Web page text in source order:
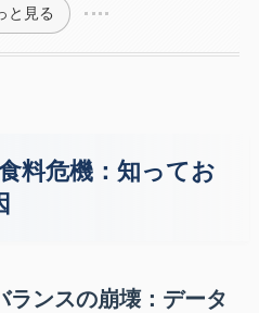
と見る
料危機：知ってお
ランスの崩壊：データ